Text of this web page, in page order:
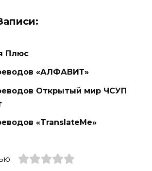
Плюс
«АЛФАВИТ»
Открытый мир ЧСУП
«TranslateMe»